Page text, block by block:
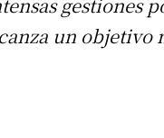
un objetivo